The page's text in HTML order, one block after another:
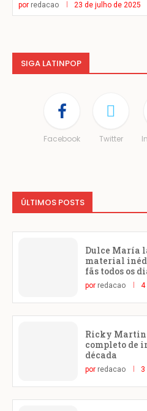
por redacao 23 de julho de 2025
SIGA LATINPOP
Facebook Twitter
ÚLTIMOS POSTS
Dulce María
material
fãs todos os
por redacao 4
Ricky Martin
completo de
década
por redacao 3